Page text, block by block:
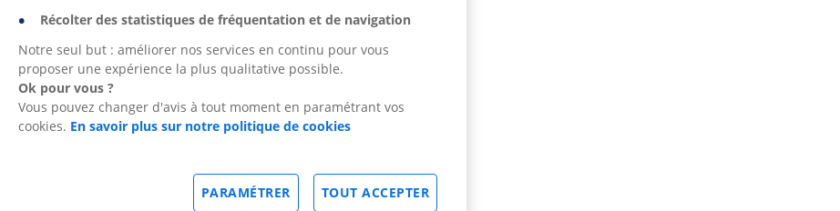
Récolter des statistiques de fréquentation et de navigation
Notre seul but : améliorer nos services en continu pour vous
proposer une expérience la plus qualitative possible.
Ok pour vous ?
Vous pouvez changer d'avis à tout moment en paramétrant vos
cookies. En savoir plus sur notre politique de cookies
TOUT ACCEPTER
PARAMÉTRER